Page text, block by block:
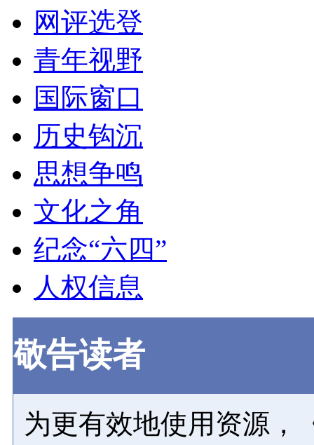
网评选登
青年视野
国际窗口
历史钩沉
思想争鸣
文化之角
纪念“六四”
人权信息
敬告读者
为更有效地使用资源，